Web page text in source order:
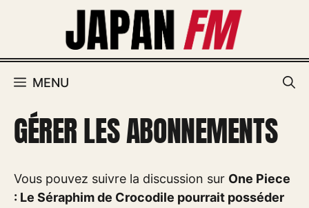
MENU
GÉRER LES ABONNEMENTS
Vous pouvez suivre la discussion sur One Piece
: Le Séraphim de Crocodile pourrait posséder